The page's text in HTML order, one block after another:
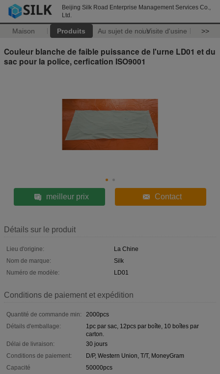
Beijing Silk Road Enterprise Management Services Co.,
Ltd.
Maison Produits Au sujet de nousVisite d'usine >>
Couleur blanche de faible puissance de l'urne LD01 et du
sac pour la police, cerfication ISO9001
meilleur prix Contact
Détails sur le produit
Lieu d'origine:
La Chine
Nom de marque:
Silk
Numéro de modèle:
LD01
Conditions de paiement et expédition
Quantité de commande min:
2000pcs
Détails d'emballage:
1pc par sac, 12pcs par boîte, 10 boîtes par
carton.
Délai de livraison:
30 jours
Conditions de paiement:
D/P, Western Union, T/T, MoneyGram
Capacité
50000pcs